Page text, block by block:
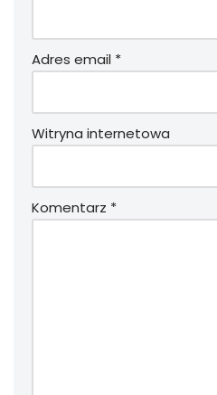
Adres email *
Witryna internetowa
Komentarz *